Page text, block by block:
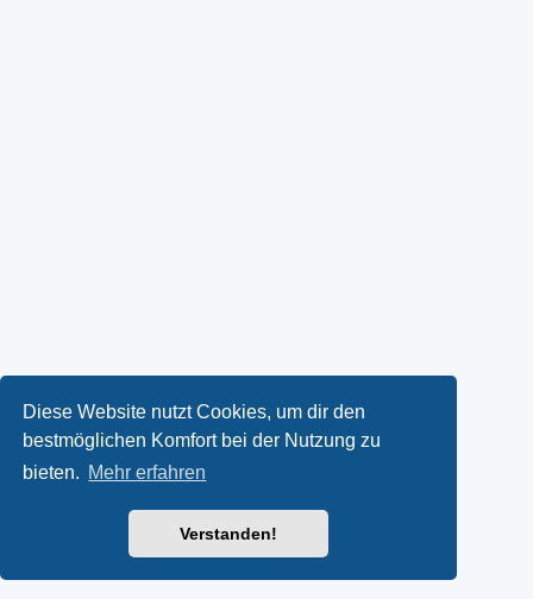
Diese Website nutzt Cookies, um dir den
bestmöglichen Komfort bei der Nutzung zu
bieten. Mehr erfahren
Verstanden!